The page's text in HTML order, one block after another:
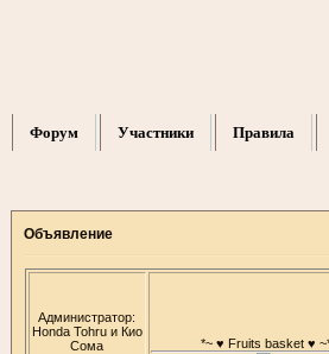
Форум Участники Правила
Объявление
Администратор:
Honda Tohru и Кио
Сома
*~ ♥ Fruits basket ♥